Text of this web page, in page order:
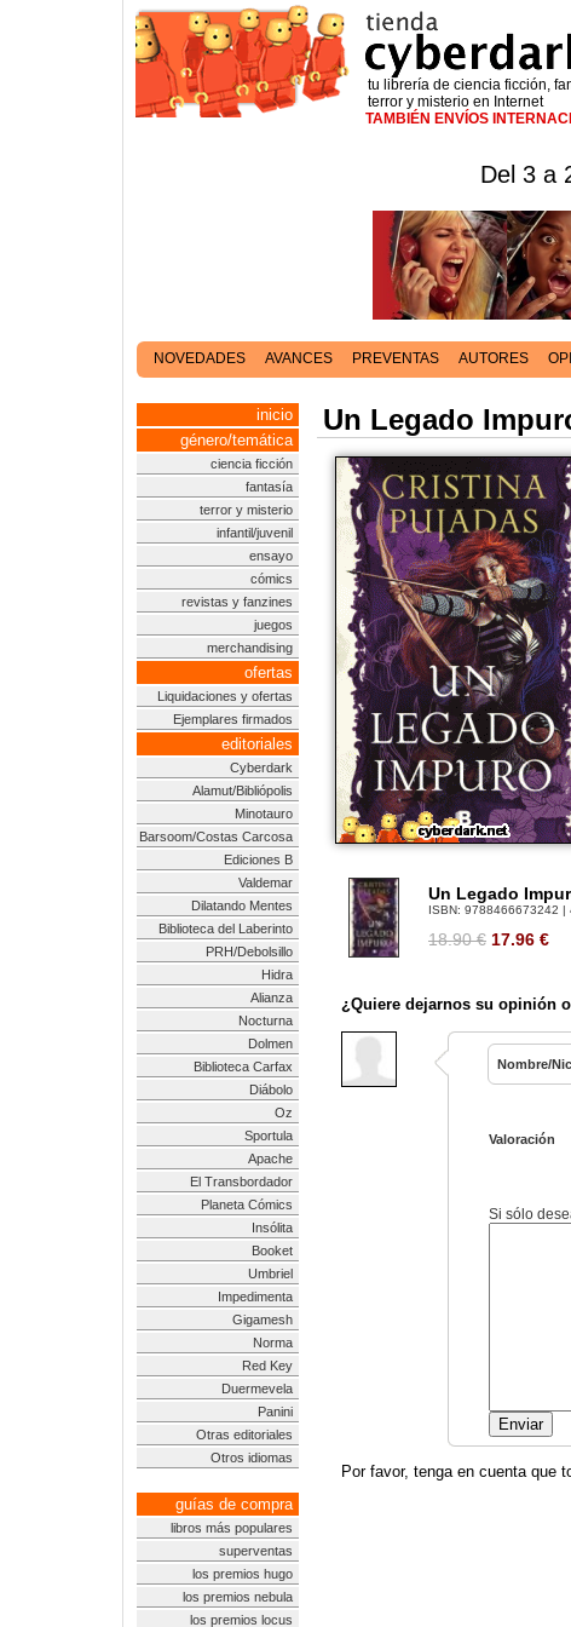
tu librería de ciencia ficción,
terror y misterio en Internet
TAMBIÉN ENVÍOS
Del 3 a
NOVEDADES AVANCES PREVENTAS AUTORES
inicio
género/temática
ciencia ficción
fantasía
terror y misterio
infantil/juvenil
ensayo
cómics
revistas y fanzines
juegos
merchandising
ofertas
Liquidaciones y ofertas
Ejemplares firmados
editoriales
Cyberdark
Alamut/Bibliópolis
Minotauro
Barsoom/Costas Carcosa
Ediciones B
Valdemar
Dilatando Mentes
Biblioteca del Laberinto
PRH/Debolsillo
Hidra
Alianza
Nocturna
Dolmen
Biblioteca Carfax
Diábolo
Oz
Sportula
Apache
El Transbordador
Planeta Cómics
Insólita
Booket
Umbriel
Impedimenta
Gigamesh
Norma
Red Key
Duermevela
Panini
Otras editoriales
Otros idiomas
guías de compra
libros más populares
superventas
los premios hugo
los premios nebula
los premios locus
Un Legado
Un Legado
ISBN: 9788466673242 |
18.90 € 17.96 €
¿Quiere dejarnos su opinión
Nombre/
Valoración
Si sólo
Por favor, tenga en cuenta que